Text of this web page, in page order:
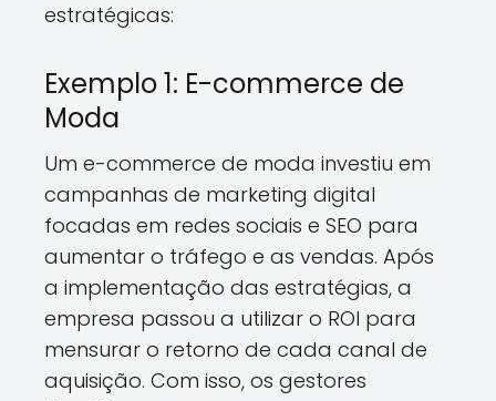
estratégicas:
Exemplo 1: E-commerce de
Moda
Um e-commerce de moda investiu em
campanhas de marketing digital
focadas em redes sociais e SEO para
aumentar o tráfego e as vendas. Após
a implementação das estratégias, a
empresa passou a utilizar o ROI para
mensurar o retorno de cada canal de
aquisição. Com isso, os gestores